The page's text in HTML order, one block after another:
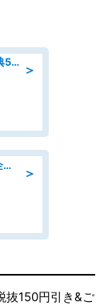
＞
2026年転職応援キャンペーン!入社特典58万円/デンソーで働こう!自動車工場で小型部品の検査業務 denso aichi
＞
09月開始/「土日祝休み」グローバル企業での産業保健のお仕事/保健師/高時給/残業なし/服装自由
抜150円引き&ご